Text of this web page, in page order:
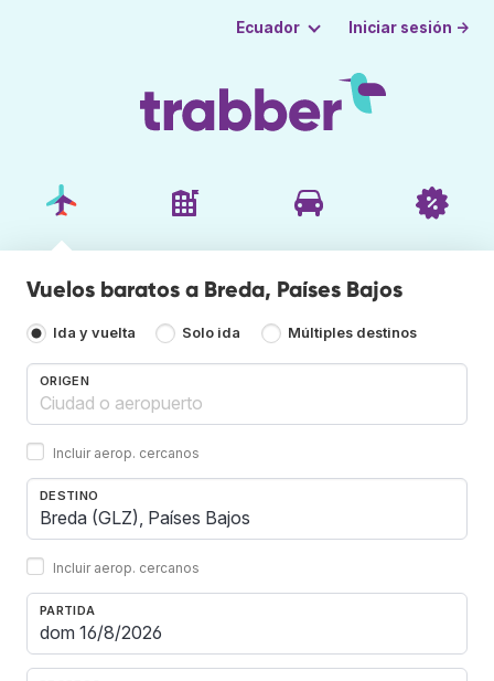
Ecuador Iniciar sesión →
Vuelos baratos a Breda, Países Bajos
Ida y vuelta Solo ida Múltiples destinos
ORIGEN
Incluir aerop. cercanos
DESTINO
Incluir aerop. cercanos
PARTIDA